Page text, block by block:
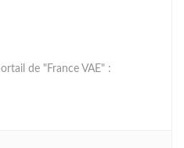
de "France VAE" :